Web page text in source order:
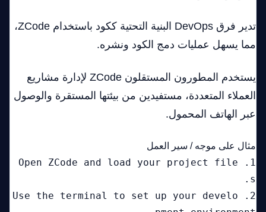
تدير فرق DevOps البنية التحتية ككود باستخدام ZCode،
مما يسهل عمليات دمج الكود ونشره.
يستخدم المطورون المستقلون ZCode لإدارة مشاريع
العملاء المتعددة، مستفيدين من بيئتها المستقرة والوصول
عبر الهاتف المحمول.
مثال على موجه / سير العمل
1. Open ZCode and load your project file
2. Use the terminal to set up your develo